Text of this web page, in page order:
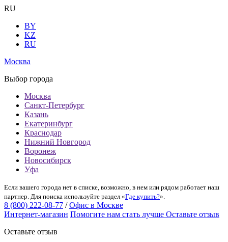
RU
BY
KZ
RU
Москва
Выбор города
Москва
Санкт-Петербург
Казань
Екатеринбург
Краснодар
Нижний Новгород
Воронеж
Новосибирск
Уфа
Если вашего города нет в списке, возможно, в нем или рядом работает наш
партнер. Для поиска используйте раздел «Где купить?».
8 (800) 222-08-77 / Офис в Москве
Интернет-магазин Помогите нам стать лучше Оставьте отзыв
Оставьте отзыв